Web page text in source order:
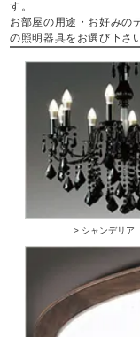
す。
お部屋の用途・お好みの
の照明器具をお選び下さ
> シャンデリア